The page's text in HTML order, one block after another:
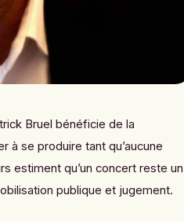
Bruel bénéficie de la
à se produire tant qu’aucune
estiment qu’un concert reste un
publique et jugement.